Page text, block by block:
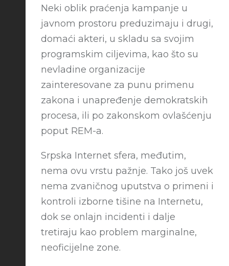
Neki oblik praćenja kampanje u
javnom prostoru preduzimaju i drugi,
domaći akteri, u skladu sa svojim
programskim ciljevima, kao što su
nevladine organizacije
zainteresovane za punu primenu
zakona i unapređenje demokratskih
procesa, ili po zakonskom ovlašćenju
poput REM-a.
Srpska Internet sfera, međutim,
nema ovu vrstu pažnje. Tako još uvek
nema zvaničnog uputstva o primeni i
kontroli izborne tišine na Internetu,
dok se onlajn incidenti i dalje
tretiraju kao problem marginalne,
neoficijelne zone.